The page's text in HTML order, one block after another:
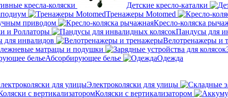
кресла-коляски Детские кресло-каталки
Тренажеры Motomed
приводом
Кресло-коляска
и Роллаторы Пандусы для
для инвалидов Велотренажеры и
матрацы и подушки
Абсорбирующее белье
Одежда
Электроколяски для улицы
Коляски с вертикализатором